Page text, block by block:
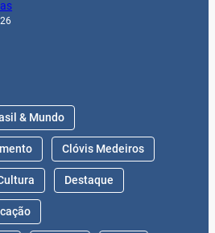
& Mundo
Clóvis Medeiros
Destaque